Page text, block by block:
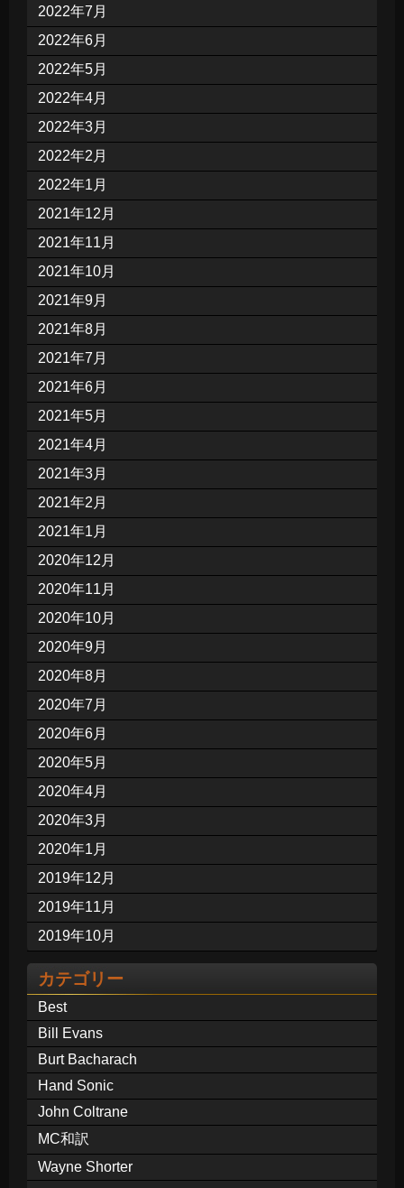
2022年7月
2022年6月
2022年5月
2022年4月
2022年3月
2022年2月
2022年1月
2021年12月
2021年11月
2021年10月
2021年9月
2021年8月
2021年7月
2021年6月
2021年5月
2021年4月
2021年3月
2021年2月
2021年1月
2020年12月
2020年11月
2020年10月
2020年9月
2020年8月
2020年7月
2020年6月
2020年5月
2020年4月
2020年3月
2020年1月
2019年12月
2019年11月
2019年10月
カテゴリー
Best
Bill Evans
Burt Bacharach
Hand Sonic
John Coltrane
MC和訳
Wayne Shorter